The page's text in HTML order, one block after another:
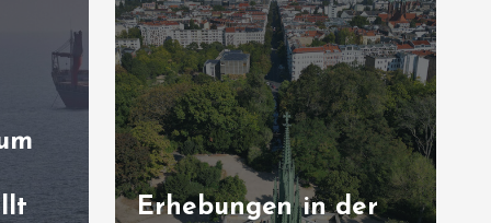
Erhebungen in der